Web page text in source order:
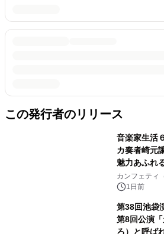
この発行者のリリース
音楽家生活
カ奏者崎元
魅力あふれ
『ファンタ
ケット8月
カンフェティ
会社）
1日前
第38回池袋
第8回公演
ろ）と呼ば